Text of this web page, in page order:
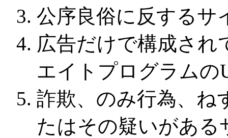
公序良俗に反するサ
広告だけで構成さ
エイトプログラムの
詐欺、のみ行為、ね
たはその疑いがある